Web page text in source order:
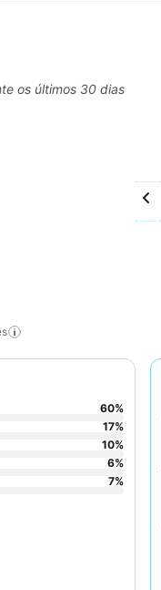
os últimos 30 dias
60%
17%
10%
6%
7%